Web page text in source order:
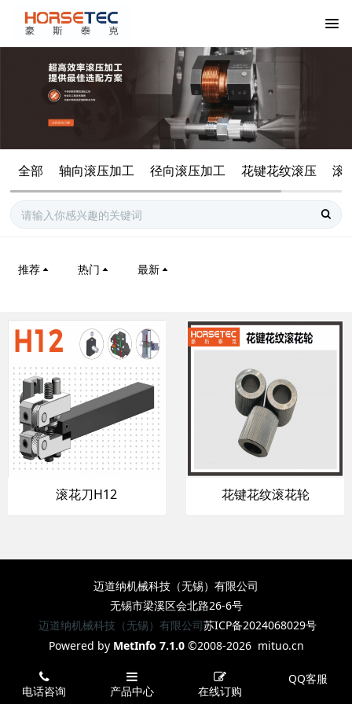
全部 轴向滚压加工 径向滚压加工 花键花纹滚压 滚
推荐 热门 最新
滚花刀H12 花键花纹滚花轮
迈道纳机械科技（无锡）有限公司
无锡市梁溪区会北路26-6号
迈道纳机械科技（无锡）有限公司苏ICP备2024068029号
Powered by MetInfo 7.1.0©2008-2026 mituo.cn
电话咨询 产品中心 在线订购
QQ客服